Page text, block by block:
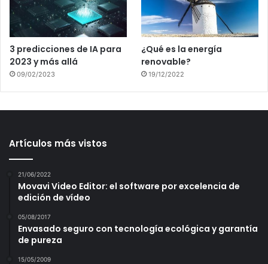
3 predicciones de IA para
2023 y más allá
09/02/2023
¿Qué es la energía
renovable?
19/12/2022
Artículos más vistos
21/06/2022
Movavi Video Editor: el software por excelencia de
edición de vídeo
05/08/2017
Envasado seguro con tecnología ecológica y garantía
de pureza
15/05/2009